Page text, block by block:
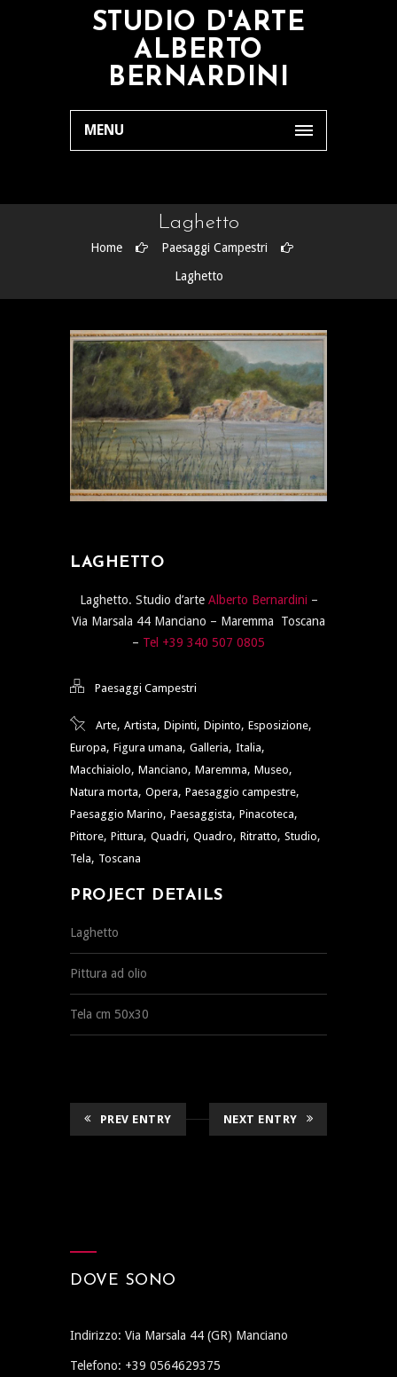
STUDIO D'ARTE
ALBERTO
BERNARDINI
MENU
Laghetto
Home
Paesaggi Campestri
Laghetto
LAGHETTO
Laghetto. Studio d’arte Alberto Bernardini –
Via Marsala 44 Manciano – Maremma Toscana
– Tel +39 340 507 0805
Paesaggi Campestri
Arte, Artista, Dipinti, Dipinto, Esposizione,
Europa, Figura umana, Galleria, Italia,
Macchiaiolo, Manciano, Maremma, Museo,
Natura morta, Opera, Paesaggio campestre,
Paesaggio Marino, Paesaggista, Pinacoteca,
Pittore, Pittura, Quadri, Quadro, Ritratto, Studio,
Tela, Toscana
PROJECT DETAILS
Laghetto
Pittura ad olio
Tela cm 50x30
PREV ENTRY NEXT ENTRY
DOVE SONO
Indirizzo: Via Marsala 44 (GR) Manciano
Telefono: +39 0564629375